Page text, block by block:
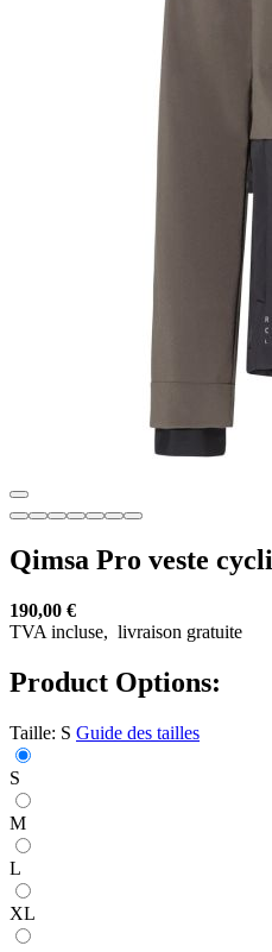
Qimsa Pro veste
190,00 €
TVA incluse, livraison gratuite
Product Options:
Taille: S Guide des tailles
S
M
L
XL